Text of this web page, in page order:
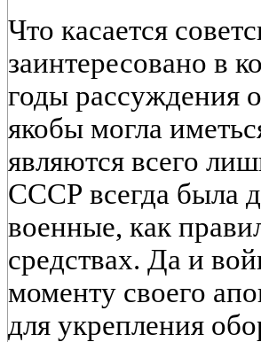
Что касается
заинтересовано в
годы рассуждения
якобы могла
являются всего
СССР всегда была
военные, как
средствах. Да и
моменту своего
для укрепления